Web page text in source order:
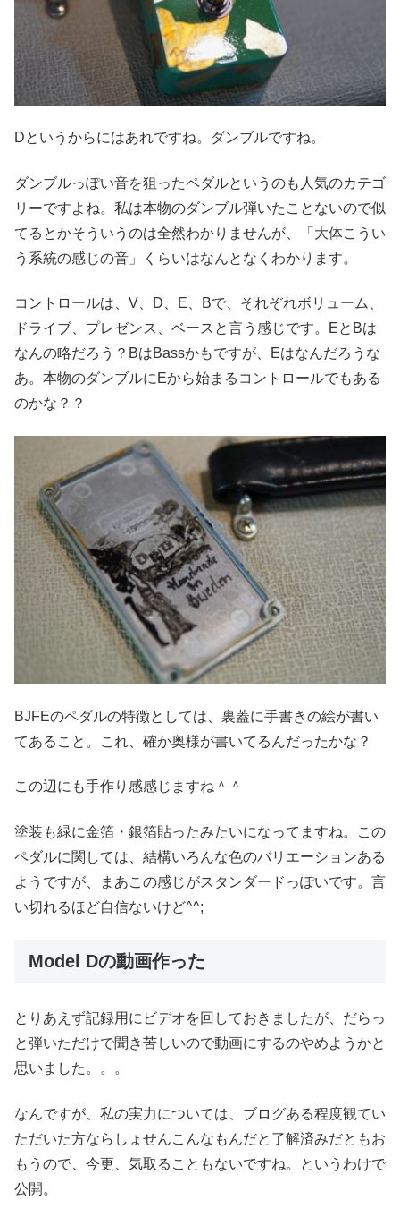
Dというからにはあれですね。ダンブルですね。
ダンブルっぽい音を狙ったペダルというのも人気のカテゴ
リーですよね。私は本物のダンブル弾いたことないので似
てるとかそういうのは全然わかりませんが、「大体こうい
う系統の感じの音」くらいはなんとなくわかります。
コントロールは、V、D、E、Bで、それぞれボリューム、
ドライブ、プレゼンス、ベースと言う感じです。EとBは
なんの略だろう？BはBassかもですが、Eはなんだろうな
あ。本物のダンブルにEから始まるコントロールでもある
のかな？？
BJFEのペダルの特徴としては、裏蓋に手書きの絵が書い
てあること。これ、確か奥様が書いてるんだったかな？
この辺にも手作り感感じますね＾＾
塗装も緑に金箔・銀箔貼ったみたいになってますね。この
ペダルに関しては、結構いろんな色のバリエーションある
ようですが、まあこの感じがスタンダードっぽいです。言
い切れるほど自信ないけど^^;
Model Dの動画作った
とりあえず記録用にビデオを回しておきましたが、だらっ
と弾いただけで聞き苦しいので動画にするのやめようかと
思いました。。。
なんですが、私の実力については、ブログある程度観てい
ただいた方ならしょせんこんなもんだと了解済みだともお
もうので、今更、気取ることもないですね。というわけで
公開。